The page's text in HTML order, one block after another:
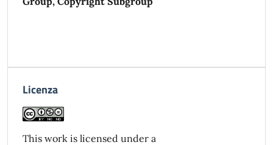
Licenza
This work is licensed under a